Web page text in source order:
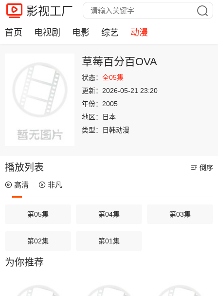
影视工厂
首页 电视剧 电影 综艺 动漫
草莓百分百OVA
状态： 全05集
更新： 2026-05-21 23:20
年份： 2005
地区：
日本
类型：
日韩动漫
播放列表 倒序
高清 非凡
第05集 第04集 第03集
第02集 第01集
为你推荐